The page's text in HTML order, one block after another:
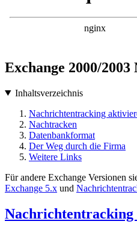
Exchange 2000/
Inhaltsverzeichnis
Nachrichtentracking
Nachtracken
Datenbankformat
Der Weg durch die Firma
Weitere Links
Für andere Exchange Versionen
Exchange 5.x und